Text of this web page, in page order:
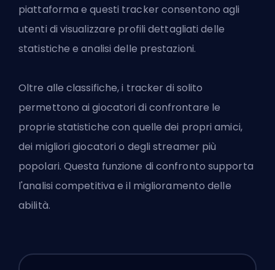
piattaforma e questi tracker consentono agli
utenti di visualizzare profili dettagliati delle
statistiche e analisi delle prestazioni.
Oltre alle classifiche, i tracker di solito
permettono ai giocatori di confrontare le
proprie statistiche con quelle dei propri amici,
dei migliori giocatori o degli streamer più
popolari. Questa funzione di confronto supporta
l'analisi competitiva e il miglioramento delle
abilità.